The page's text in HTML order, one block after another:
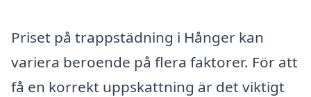
Priset på trappstädning i Hånger kan
variera beroende på flera faktorer. För att
få en korrekt uppskattning är det viktigt